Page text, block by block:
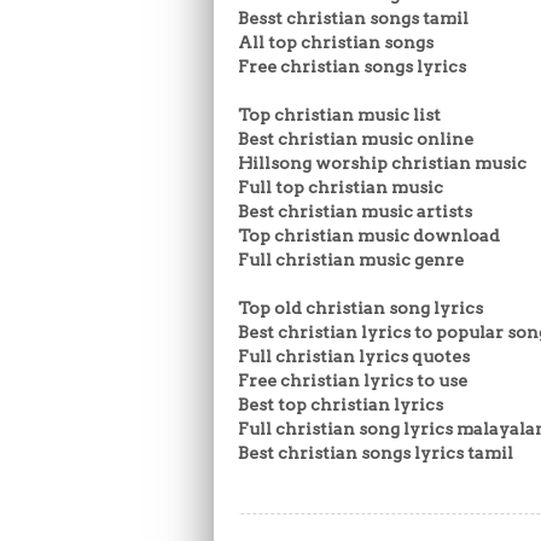
Besst christian songs tamil
All top christian songs
Free christian songs lyrics
Top christian music list
Best christian music online
Hillsong worship christian music
Full top christian music
Best christian music artists
Top christian music download
Full christian music genre
Top old christian song lyrics
Best christian lyrics to popular
Full christian lyrics quotes
Free christian lyrics to use
Best top christian lyrics
Full christian song lyrics
Best christian songs lyrics tamil